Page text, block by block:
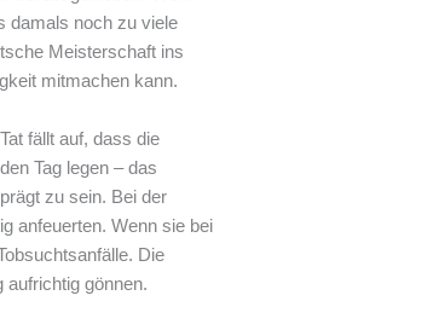
damals noch zu viele
Meisterschaft ins
mitmachen kann.
fällt auf, dass die
Tag legen – das
zu sein. Bei der
anfeuerten. Wenn sie bei
Die
aufrichtig gönnen.